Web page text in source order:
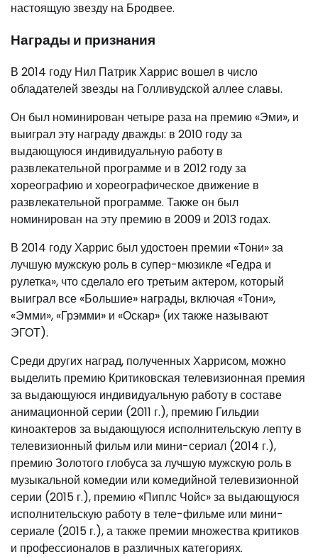
настоящую звезду на Бродвее.
Награды и признания
В 2014 году Нил Патрик Харрис вошел в число
обладателей звезды на Голливудской аллее славы.
Он был номинирован четыре раза на премию «Эми», и
выиграл эту награду дважды: в 2010 году за
выдающуюся индивидуальную работу в
развлекательной программе и в 2012 году за
хореографию и хореографическое движение в
развлекательной программе. Также он был
номинирован на эту премию в 2009 и 2013 годах.
В 2014 году Харрис был удостоен премии «Тони» за
лучшую мужскую роль в супер-мюзикле «Гедра и
рулетка», что сделало его третьим актером, который
выиграл все «Большие» награды, включая «Тони»,
«Эмми», «Грэмми» и «Оскар» (их также называют
ЭГОТ).
Среди других наград, полученных Харрисом, можно
выделить премию Критиковская телевизионная премия
за выдающуюся индивидуальную работу в составе
анимационной серии (2011 г.), премию Гильдии
киноактеров за выдающуюся исполнительскую лепту в
телевизионный фильм или мини-сериал (2014 г.),
премию Золотого глобуса за лучшую мужскую роль в
музыкальной комедии или комедийной телевизионной
серии (2015 г.), премию «Пиплс Чойс» за выдающуюся
исполнительскую работу в теле-фильме или мини-
сериале (2015 г.), а также премии множества критиков
и профессионалов в различных категориях.